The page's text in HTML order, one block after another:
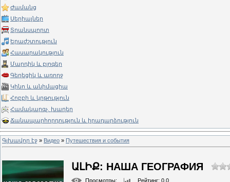
Ժամանց
Սերիալներ
Տրանսպորտ
Երաժշտություն
Հասարակություն
Մարդիկ և բլոգեր
Գեղեցիկ և առողջ
Կինո և անիմացիա
Հոբբի և կրթություն
Համակարգչ. խաղեր
Ճանապարհորդություն և իրադարձություն
Գլխավոր էջ » Видео » Путешествия и события
ԱԼԻՔ: НАША ГЕОГРАФИЯ
Просмотры: Рейтинг: 0.0